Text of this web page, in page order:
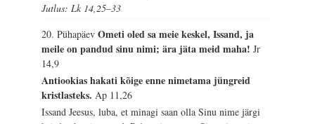
Jutlus: Lk 14,25–33
20. PühapäevOmeti oled sa meie keskel, Issand, ja
meile on pandud sinu nimi; ära jäta meid maha!Jr
14,9
Antiookias hakati kõige enne nimetama jüngreid
kristlasteks.Ap 11,26
Issand Jeesus, luba, et minagi saan olla Sinu nime järgi